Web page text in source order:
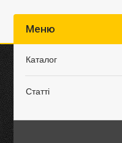
Каталог
Статті